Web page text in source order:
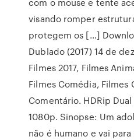
visando romper
protegem os […]
Dublado (2017) 14 de
Filmes 2017, Filmes
Filmes Comédia, Filmes
Comentário. HDRip
1080p. Sinopse: Um
não é humano e vai